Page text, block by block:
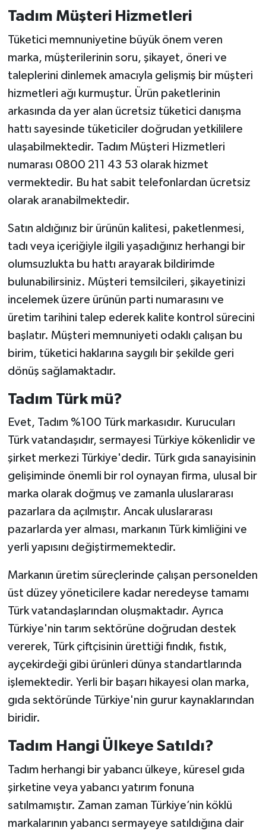
Tadım Müşteri Hizmetleri
Tüketici memnuniyetine büyük önem veren
marka, müşterilerinin soru, şikayet, öneri ve
taleplerini dinlemek amacıyla gelişmiş bir müşteri
hizmetleri ağı kurmuştur. Ürün paketlerinin
arkasında da yer alan ücretsiz tüketici danışma
hattı sayesinde tüketiciler doğrudan yetkililere
ulaşabilmektedir. Tadım Müşteri Hizmetleri
numarası 0800 211 43 53 olarak hizmet
vermektedir. Bu hat sabit telefonlardan ücretsiz
olarak aranabilmektedir.
Satın aldığınız bir ürünün kalitesi, paketlenmesi,
tadı veya içeriğiyle ilgili yaşadığınız herhangi bir
olumsuzlukta bu hattı arayarak bildirimde
bulunabilirsiniz. Müşteri temsilcileri, şikayetinizi
incelemek üzere ürünün parti numarasını ve
üretim tarihini talep ederek kalite kontrol sürecini
başlatır. Müşteri memnuniyeti odaklı çalışan bu
birim, tüketici haklarına saygılı bir şekilde geri
dönüş sağlamaktadır.
Tadım Türk mü?
Evet, Tadım %100 Türk markasıdır. Kurucuları
Türk vatandaşıdır, sermayesi Türkiye kökenlidir ve
şirket merkezi Türkiye'dedir. Türk gıda sanayisinin
gelişiminde önemli bir rol oynayan firma, ulusal bir
marka olarak doğmuş ve zamanla uluslararası
pazarlara da açılmıştır. Ancak uluslararası
pazarlarda yer alması, markanın Türk kimliğini ve
yerli yapısını değiştirmemektedir.
Markanın üretim süreçlerinde çalışan personelden
üst düzey yöneticilere kadar neredeyse tamamı
Türk vatandaşlarından oluşmaktadır. Ayrıca
Türkiye'nin tarım sektörüne doğrudan destek
vererek, Türk çiftçisinin ürettiği fındık, fıstık,
ayçekirdeği gibi ürünleri dünya standartlarında
işlemektedir. Yerli bir başarı hikayesi olan marka,
gıda sektöründe Türkiye'nin gurur kaynaklarından
biridir.
Tadım Hangi Ülkeye Satıldı?
Tadım herhangi bir yabancı ülkeye, küresel gıda
şirketine veya yabancı yatırım fonuna
satılmamıştır. Zaman zaman Türkiye’nin köklü
markalarının yabancı sermayeye satıldığına dair